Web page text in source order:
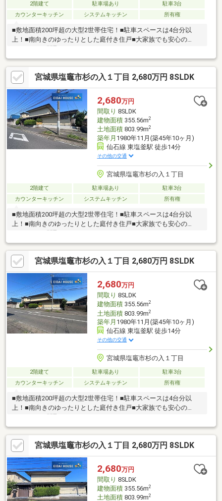
2階建て 駐車場あり
駐車3台
カウンターキッチン
システムキッチン 所有権
■敷地面積200坪超の大型2世帯住宅！■駐車スペースは4台分以
上！■南向きのゆったりとした庭付き住戸■大家族でも安心の
宮城県塩竈市杉の入１丁目 2,680万円 8SLDK
2,680万円
間取り 8SLDK
建物面積355.56m2
土地面積803.99m2
築年月 1980年11月(築45年10ヶ月)
仙石線 東塩釜駅 徒歩14分
その他の交通
宮城県塩竈市杉の入１丁目
2階建て 駐車場あり
駐車3台
カウンターキッチン
システムキッチン 所有権
■敷地面積200坪超の大型2世帯住宅！■駐車スペースは4台分以
上！■南向きのゆったりとした庭付き住戸■大家族でも安心の
8LDDKKSの間取り
宮城県塩竈市杉の入１丁目 2,680万円 8SLDK
2,680万円
間取り 8SLDK
建物面積355.56m2
土地面積803.99m2
築年月 1980年11月(築45年10ヶ月)
仙石線 東塩釜駅 徒歩14分
その他の交通
宮城県塩竈市杉の入１丁目
2階建て 駐車場あり
駐車3台
カウンターキッチン
システムキッチン 所有権
■敷地面積200坪超の大型2世帯住宅！■駐車スペースは4台分以
上！■南向きのゆったりとした庭付き住戸■大家族でも安心の
宮城県塩竈市杉の入１丁目 2,680万円 8SLDK
2,680万円
間取り 8SLDK
建物面積355.56m2
土地面積803.99m2